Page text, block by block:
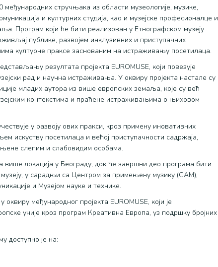
стручњака из области музеологије, музике,
и културних студија, као и музејске професионалце и
Програм који ће бити реализован у Етнографском музеју
публике, развојем инклузивних и приступачних
културне праксе заснованим на истраживању посетилаца.
резултата пројекта EUROMUSE, који повезује
рад и научна истраживања. У оквиру пројекта настале су
младих аутора из више европских земаља, које су већ
контекстима и праћене истраживањима о њиховом
у развоју ових пракси, кроз примену иновативних
искуству посетилаца и већој приступачности садржаја,
слепим и слабовидим особама.
локација у Београду, док ће завршни део програма бити
у сарадњи са Центром за примењену музику (CAM),
и Музејом науке и технике.
оквиру међународног пројекта EUROMUSE, који је
уније кроз програм Креативна Европа, уз подршку бројних
доступно је на: